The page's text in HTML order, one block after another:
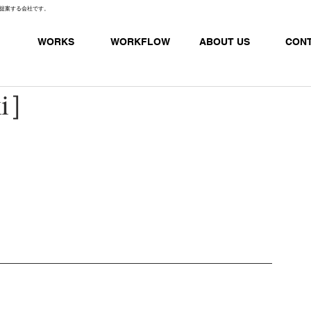
案する会社です。
WORKS WORKFLOW ABOUT US